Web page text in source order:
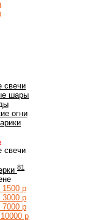
свечи
шары
огни
свечи
81
1500 р
3000 р
7000 р
р